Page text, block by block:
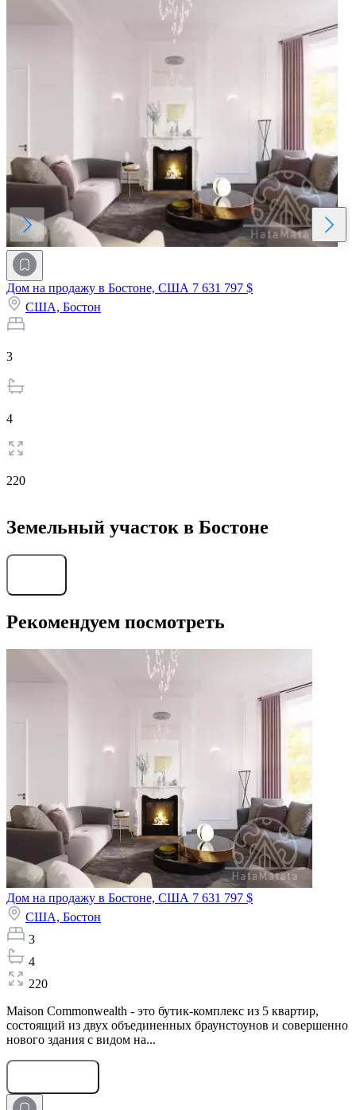
Дом на продажу в Бостоне, США 7 631 797 $
США, Бостон
3
4
220
Земельный участок в Бостоне
Рекомендуем посмотреть
Дом на продажу в Бостоне, США 7 631 797 $
США, Бостон
3
4
220
Maison Commonwealth - это бутик-комплекс из 5 квартир,
состоящий из двух объединенных браунстоунов и совершенно
нового здания с видом на...